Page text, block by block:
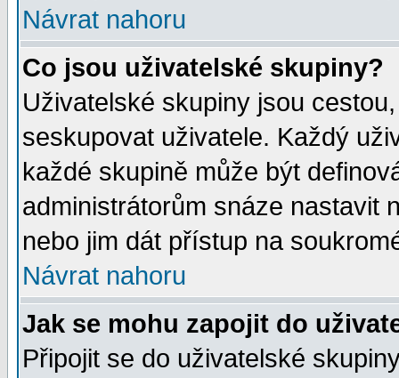
Návrat nahoru
Co jsou uživatelské skupiny?
Uživatelské skupiny jsou
seskupovat uživatele. Každý
každé skupině může být
administrátorům snáze nastavit
nebo jim dát přístup na
Návrat nahoru
Jak se mohu zapojit do
Připojit se do uživatelské